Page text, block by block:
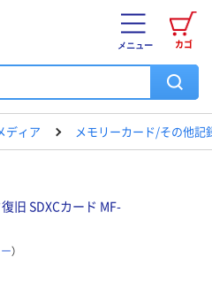
カゴ
メニュー
ディア メモリーカード/その他記
旧 SDXCカード MF-
）